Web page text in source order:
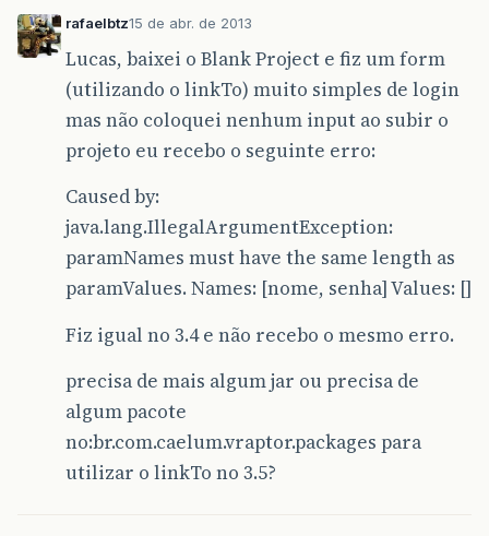
rafaelbtz15 de abr. de 2013
Lucas, baixei o Blank Project e fiz um form
(utilizando o linkTo) muito simples de login
mas não coloquei nenhum input ao subir o
projeto eu recebo o seguinte erro:
Caused by:
java.lang.IllegalArgumentException:
paramNames must have the same length as
paramValues. Names: [nome, senha] Values: []
Fiz igual no 3.4 e não recebo o mesmo erro.
precisa de mais algum jar ou precisa de
algum pacote
no:br.com.caelum.vraptor.packages para
utilizar o linkTo no 3.5?